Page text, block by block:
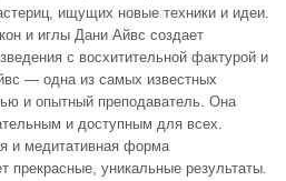
ищущих новые техники и идеи.
и иглы Дани Айвс создает
с восхитительной фактурой и
— одна из самых известных
и опытный преподаватель. Она
и доступным для всех.
и медитативная форма
прекрасные, уникальные результаты.